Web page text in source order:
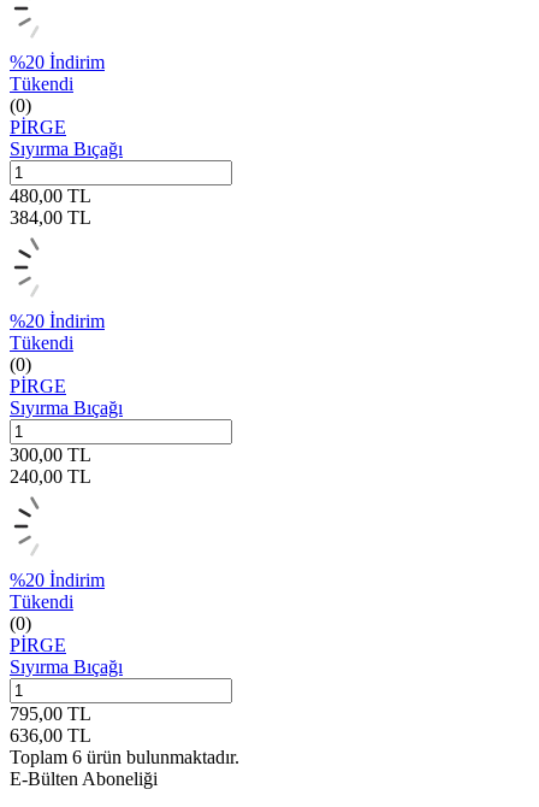
%20 İndirim
Tükendi
(0)
PİRGE
Sıyırma Bıçağı
480,00 TL
384,00 TL
%20 İndirim
Tükendi
(0)
PİRGE
Sıyırma Bıçağı
300,00 TL
240,00 TL
%20 İndirim
Tükendi
(0)
PİRGE
Sıyırma Bıçağı
795,00 TL
636,00 TL
Toplam 6 ürün bulunmaktadır.
E-Bülten Aboneliği